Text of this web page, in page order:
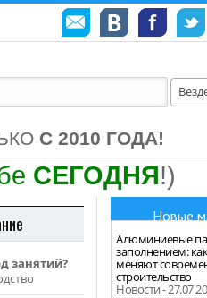
С 2010 ГОДА!
СЕГОДНЯ!)
занятий?
Новые
Алюминиевые
заполнением:
меняют
строительство
Новости -